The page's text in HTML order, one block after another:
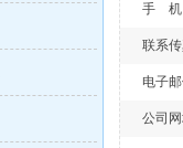
手 机
联系
电子邮
公司